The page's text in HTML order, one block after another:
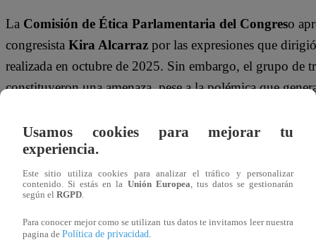
La Comisión de Ética Parlamentaria del Congreso
congresista Kira Alcarraz por las expresiones que
realizada en octubre de 2025. Sin embargo, el grupo de
constituyeron una amenaza, pese a la polémica que
De acuerdo con la resolución aprobada, la comisión
Parlamentaria. No obstante, la mayoría de sus
gravedad.
Usamos cookies para mejorar tu
experiencia.
Este sitio utiliza cookies para analizar el tráfico y personalizar
contenido. Si estás en la Unión Europea, tus datos se gestionarán
según el RGPD.
Para conocer mejor como se utilizan tus datos te invitamos leer nuestra
pagina de Política de privacidad.